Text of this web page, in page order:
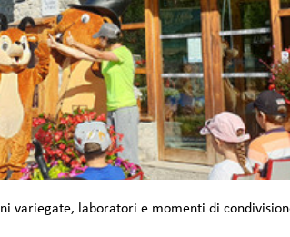
variegate, laboratori e momenti di